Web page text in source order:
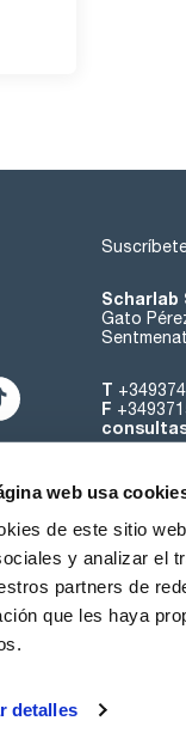
web usa
de este sitio
y analizar el
partners de
que les haya
detalles
Scharlab
Gato
T
F
Sobre
de uso